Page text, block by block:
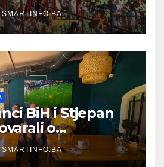
SMARTINFO.BA
BiH i Stjepan
o
putu Bosne i
SMARTINFO.BA